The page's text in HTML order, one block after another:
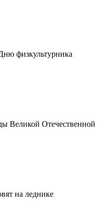
физкультурника
Великой Отечественной
на леднике